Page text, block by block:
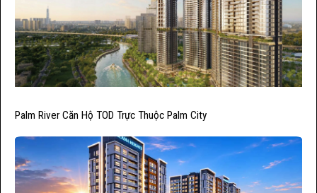
Palm River Căn Hộ TOD Trực Thuộc Palm City